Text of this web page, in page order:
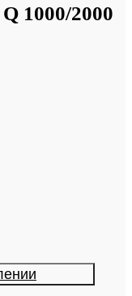
1000/2000